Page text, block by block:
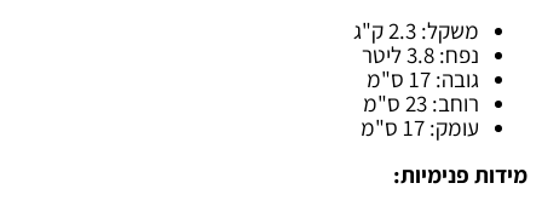
משקל: 2.3 ק"ג
נפח: 3.8 ליטר
גובה: 17 ס"מ
רוחב: 23 ס"מ
עומק: 17 ס"מ
מידות פנימיות: